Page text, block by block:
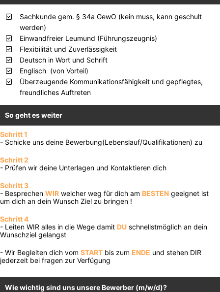
Sachkunde gem. § 34a GewO (kein muss, kann geschult
werden)
Einwandfreier Leumund (Führungszeugnis)
Flexibilität und Zuverlässigkeit
Deutsch in Wort und Schrift
Englisch (von Vorteil)
Überzeugende Kommunikationsfähigkeit und gepflegtes,
freundliches Auftreten
So geht es weiter
Schritt 1
- Schicke uns deine Bewerbung(Lebenslauf/Qualifikationen) zu
Schritt 2
- Prüfen wir deine Unterlagen und Kontaktieren dich
Schritt 3
- Besprechen WIR welcher weg für dich am BESTEN geeignet ist
um dich an dein Wunsch Ziel zu bringen !
Schritt 4
- Leiten WIR alles in die Wege damit DU schnellstmöglich an dein
Wunschziel gelangst
- Wir Begleiten dich vom START bis zum ENDE und stehen DIR
jederzeit bei fragen zur Verfügung
Wie wichtig sind uns unsere Bewerber (m/w/d)?